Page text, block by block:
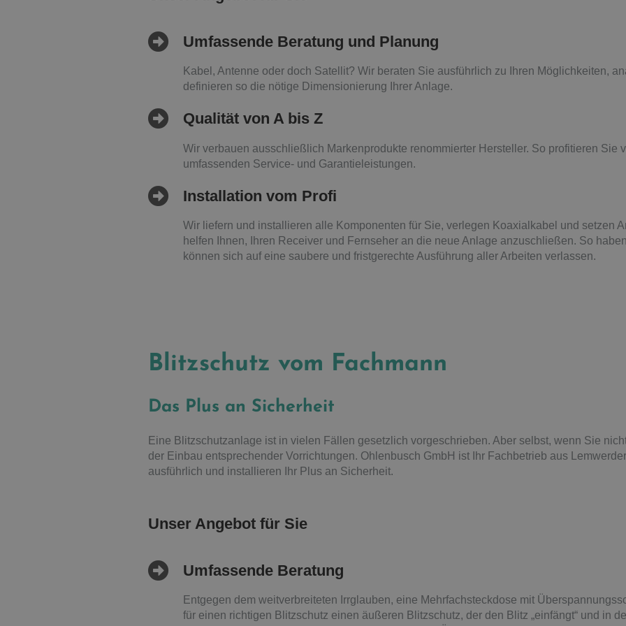
Umfassende Beratung und Planung
Kabel, Antenne oder doch Satellit? Wir beraten Sie ausführlich zu Ihren Möglichkeiten,
definieren so die nötige Dimensionierung Ihrer Anlage.
Qualität von A bis Z
Wir verbauen ausschließlich Markenprodukte renommierter Hersteller. So profitieren Sie
umfassenden Service- und Garantieleistungen.
Installation vom Profi
Wir liefern und installieren alle Komponenten für Sie, verlegen Koaxialkabel und setzen
helfen Ihnen, Ihren Receiver und Fernseher an die neue Anlage anzuschließen. So
können sich auf eine saubere und fristgerechte Ausführung aller Arbeiten verlassen.
Blitzschutz vom Fachmann
Das Plus an Sicherheit
Eine Blitzschutzanlage ist in vielen Fällen gesetzlich vorgeschrieben. Aber selbst, wenn Sie
der Einbau entsprechender Vorrichtungen. Ohlenbusch GmbH ist Ihr Fachbetrieb aus
ausführlich und installieren Ihr Plus an Sicherheit.
Unser Angebot für Sie
Umfassende Beratung
Entgegen dem weitverbreiteten Irrglauben, eine Mehrfachsteckdose mit
für einen richtigen Blitzschutz einen äußeren Blitzschutz, der den Blitz „einfängt“ und in